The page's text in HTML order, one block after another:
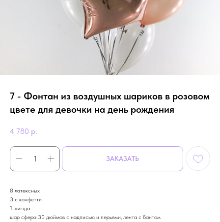
7 - Фонтан из воздушных шариков в розовом
цвете для девочки на день рождения
4 780 р.
ЗАКАЗАТЬ
8 латексных
3 с конфетти
1 звезда
шар сфера 30 дюймов с надписью и перьями, лента с бантом